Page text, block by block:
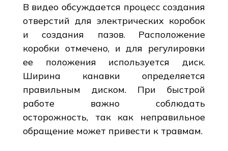
В видео обсуждается процесс создания
отверстий для электрических коробок
и создания пазов. Расположение
коробки отмечено, и для регулировки
ее положения используется диск.
Ширина канавки определяется
правильным диском. При быстрой
работе важно соблюдать
осторожность, так как неправильное
обращение может привести к травмам.